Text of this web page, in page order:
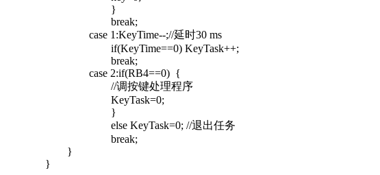
}
break;
case 1:KeyTime--;//延时30 ms
if(KeyTime==0) KeyTask++;
break;
case 2:if(RB4==0) {
//调按键处理程序
KeyTask=0;
}
else KeyTask=0; //退出任务
break;
}
}